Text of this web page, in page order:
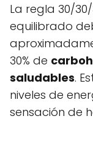
La regla 30/
equilibrado
30% de
saludables.
niveles de
sensación de